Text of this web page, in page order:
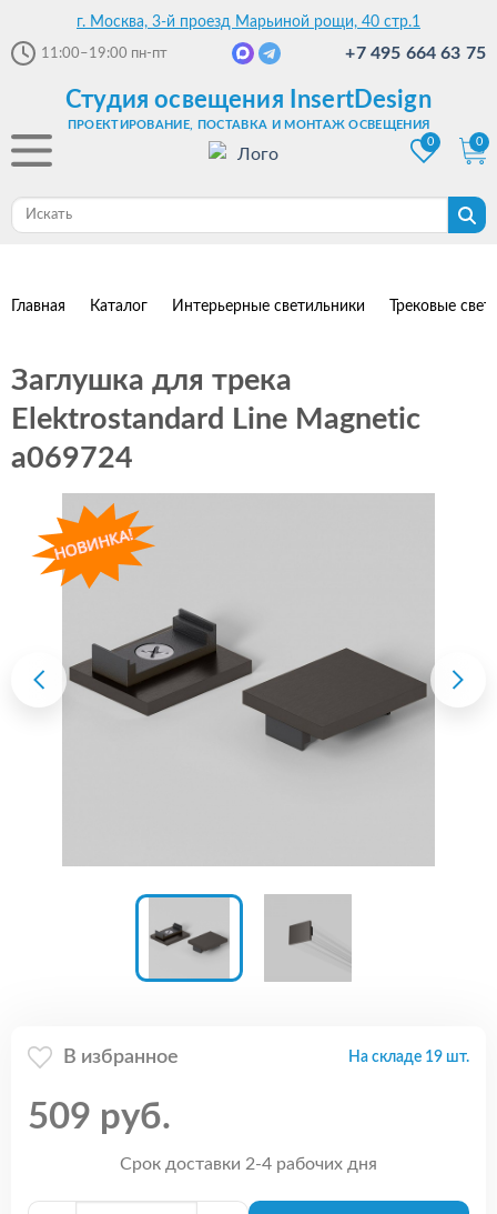
г. Москва, 3-й проезд Марьиной рощи, 40 стр.1
11:00–19:00 пн-пт +7 495 664 63 75
Студия освещения InsertDesign
ПРОЕКТИРОВАНИЕ, ПОСТАВКА И МОНТАЖ ОСВЕЩЕНИЯ
0
0
Главная Каталог Интерьерные светильники Трековые
Заглушка для трека
Elektrostandard Line Magnetic
a069724
В избранное На складе 19 шт.
509 руб.
Срок доставки 2-4 рабочих дня